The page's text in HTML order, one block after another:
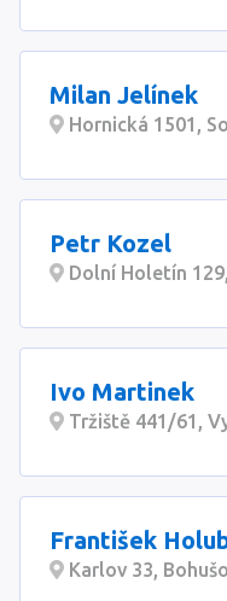
Milan Jelínek
Hornická 1501,
Petr Kozel
Dolní Holetín
Ivo Martinek
Tržiště 441/61,
František
Karlov 33,